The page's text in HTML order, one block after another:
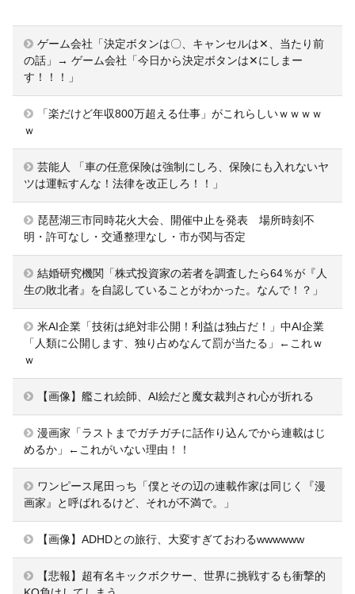
ゲーム会社「決定ボタンは〇、キャンセルは✕、当たり前
の話」→ ゲーム会社「今日から決定ボタンは✕にしまー
す！！！」
「楽だけど年収800万超える仕事」がこれらしいｗｗｗｗ
ｗ
芸能人 「車の任意保険は強制にしろ、保険にも入れないヤ
ツは運転すんな！法律を改正しろ！！」
琵琶湖三市同時花火大会、開催中止を発表 場所時刻不
明・許可なし・交通整理なし・市が関与否定
結婚研究機関「株式投資家の若者を調査したら64％が『人
生の敗北者』を自認していることがわかった。なんで！？」
米AI企業「技術は絶対非公開！利益は独占だ！」中AI企業
「人類に公開します、独り占めなんて罰が当たる」←これｗ
ｗ
【画像】艦これ絵師、AI絵だと魔女裁判され心が折れる
漫画家「ラストまでガチガチに話作り込んでから連載はじ
めるか」←これがいない理由！！
ワンピース尾田っち「僕とその辺の連載作家は同じく『漫
画家』と呼ばれるけど、それが不満で。」
【画像】ADHDとの旅行、大変すぎておわるwwwwww
【悲報】超有名キックボクサー、世界に挑戦するも衝撃的